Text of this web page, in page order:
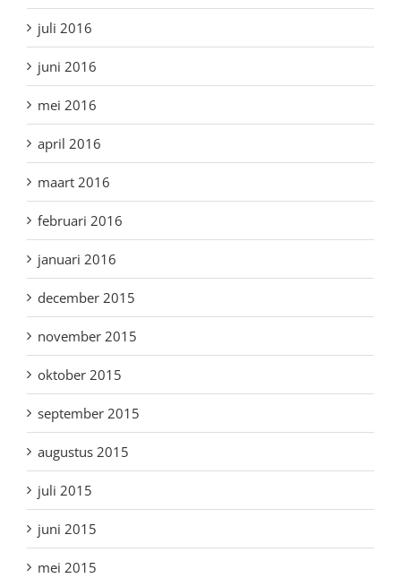
juli 2016
juni 2016
mei 2016
april 2016
maart 2016
februari 2016
januari 2016
december 2015
november 2015
oktober 2015
september 2015
augustus 2015
juli 2015
juni 2015
mei 2015